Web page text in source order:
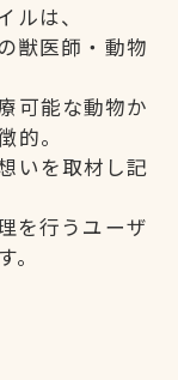
ルは、
獣医師・動物
可能な動物か
的。
いを取材し記
を行うユーザ